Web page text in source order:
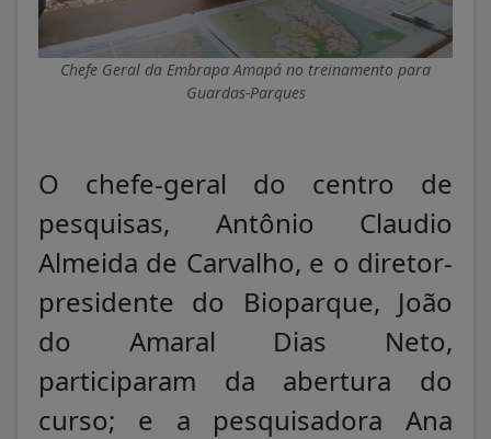
Chefe Geral da Embrapa Amapá no treinamento para
Guardas-Parques
O chefe-geral do centro de
pesquisas, Antônio Claudio
Almeida de Carvalho, e o diretor-
presidente do Bioparque, João
do Amaral Dias Neto,
participaram da abertura do
curso; e a pesquisadora Ana